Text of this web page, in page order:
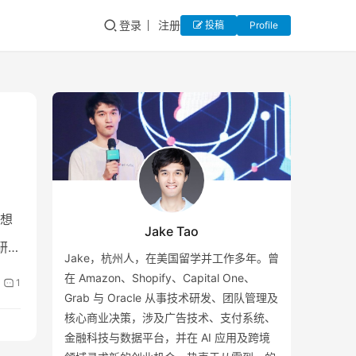
登录 注册 投稿 Profile
究
1
Jake Tao
Jake，杭州人，在美国留学并工作多年。曾
在 Amazon、Shopify、Capital One、
Grab 与 Oracle 从事技术研发、团队管理及
核心商业决策，涉及广告技术、支付系统、
金融科技与数据平台，并在 AI 应用及跨境